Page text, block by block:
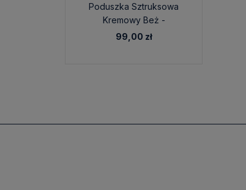
Poduszka Sztruksowa
Kremowy Beż -
Personalizacja
99,00 zł